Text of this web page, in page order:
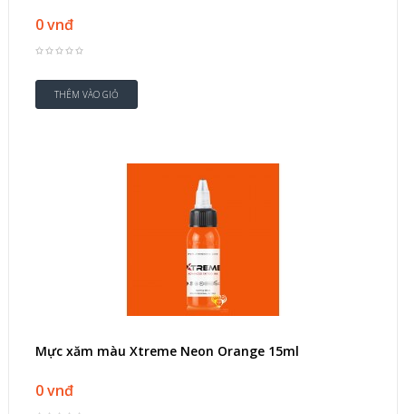
0 vnđ
Mực xăm màu Xtreme Neon Orange 15ml
0 vnđ